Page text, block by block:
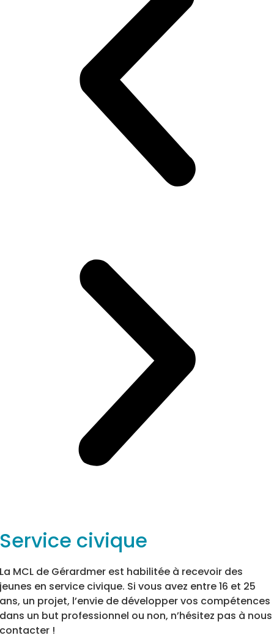
Service civique
La MCL de Gérardmer est habilitée à recevoir des
jeunes en service civique. Si vous avez entre 16 et 25
ans, un projet, l’envie de développer vos compétences
dans un but professionnel ou non, n’hésitez pas à nous
contacter !